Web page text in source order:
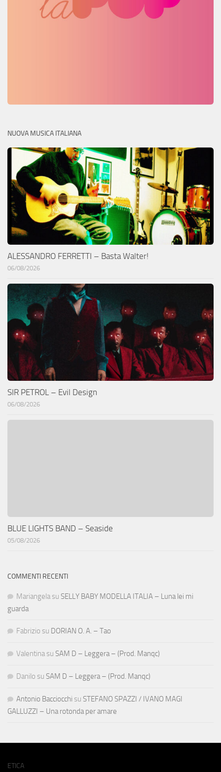
NUOVA MUSICA ITALIANA
ALESSANDRO FERRETTI – Basta Walter!
06/08/2026
SIR PETROL – Evil Design
06/08/2026
BLUE LIGHTS BAND – Seaside
05/08/2026
COMMENTI RECENTI
Mariangela su SELLY BABY MODELLA ITALIA – Luna lei mi
guarda
Fabrizio su DORIAN O. A. – Tao
Valentina su SAM D – Leggera – (Prod. Manqc)
Danilo su SAM D – Leggera – (Prod. Manqc)
Antonio Bacciocchi su STEFANO SPAZZI / IVANO MAGI
GALLUZZI – Una rotonda per amare
ETICA